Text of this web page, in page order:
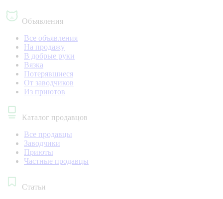
Объявления
Все объявления
На продажу
В добрые руки
Вязка
Потерявшиеся
От заводчиков
Из приютов
Каталог продавцов
Все продавцы
Заводчики
Приюты
Частные продавцы
Статьи